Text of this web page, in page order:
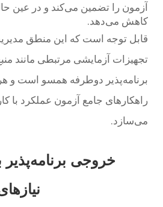
آزمون را تضمین می‌کند و در عین
کاهش می‌دهد.
قابل توجه است که این منطق
تجهیزات آزمایشی مرتبطی مانند
برنامه‌پذیر دوطرفه همسو است و
راهکارهای جامع آزمون عملکرد با
می‌سازد.
خروجی برنامه‌پذیر